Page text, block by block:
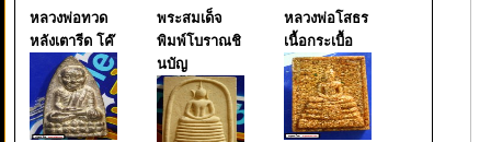
หลวงพ่อทวด
หลังเตารีด โค๊
พระสมเด็จ
พิมพ์โบราณชิ
นบัญ
หลวงพ่อโสธร
เนื้อกระเบื้อ